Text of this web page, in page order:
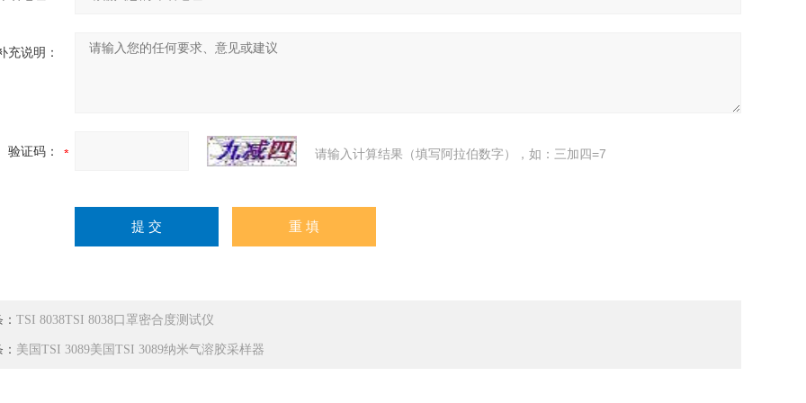
充说明：
验证码： 请输入计算结果（填写阿拉伯数字），如：三加四=7
TSI 8038TSI 8038口罩密合度测试仪
美国TSI 3089美国TSI 3089纳米气溶胶采样器